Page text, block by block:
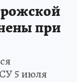
при
5 июля